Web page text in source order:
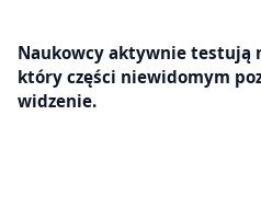
Naukowcy aktywnie testują
który części niewidomym
widzenie.